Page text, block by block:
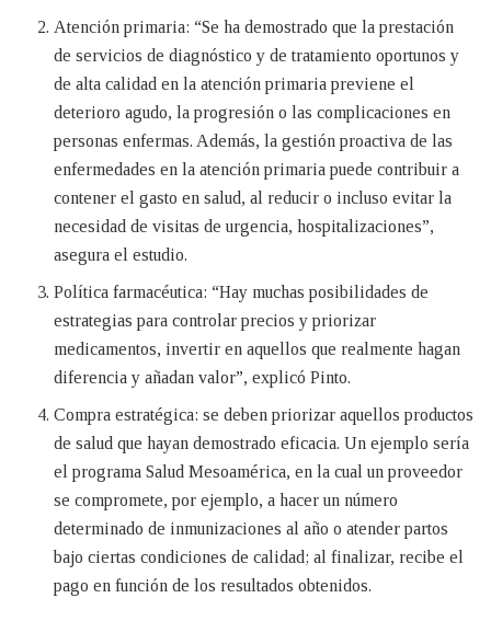
Atención primaria: “Se ha demostrado que la prestación
de servicios de diagnóstico y de tratamiento oportunos y
de alta calidad en la atención primaria previene el
deterioro agudo, la progresión o las complicaciones en
personas enfermas. Además, la gestión proactiva de las
enfermedades en la atención primaria puede contribuir a
contener el gasto en salud, al reducir o incluso evitar la
necesidad de visitas de urgencia, hospitalizaciones”,
asegura el estudio.
Política farmacéutica: “Hay muchas posibilidades de
estrategias para controlar precios y priorizar
medicamentos, invertir en aquellos que realmente hagan
diferencia y añadan valor”, explicó Pinto.
Compra estratégica: se deben priorizar aquellos productos
de salud que hayan demostrado eficacia. Un ejemplo sería
el programa Salud Mesoamérica, en la cual un proveedor
se compromete, por ejemplo, a hacer un número
determinado de inmunizaciones al año o atender partos
bajo ciertas condiciones de calidad; al finalizar, recibe el
pago en función de los resultados obtenidos.